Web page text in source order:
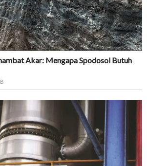
Akar: Mengapa Spodosol Butuh